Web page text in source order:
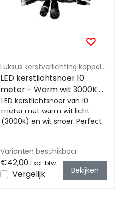
Luksus kerstverlichting koppelbaar 230V
LED kerstlichtsnoer 10
meter – Warm wit 3000K –
Zwart snoer – 230V
systeem (IP65)
LED kerstlichtsnoer van 10
meter met warm wit licht
(3000K) en wit snoer. Perfect
Varianten beschikbaar
€42,00 Excl. btw
Vergelijk Bekijken